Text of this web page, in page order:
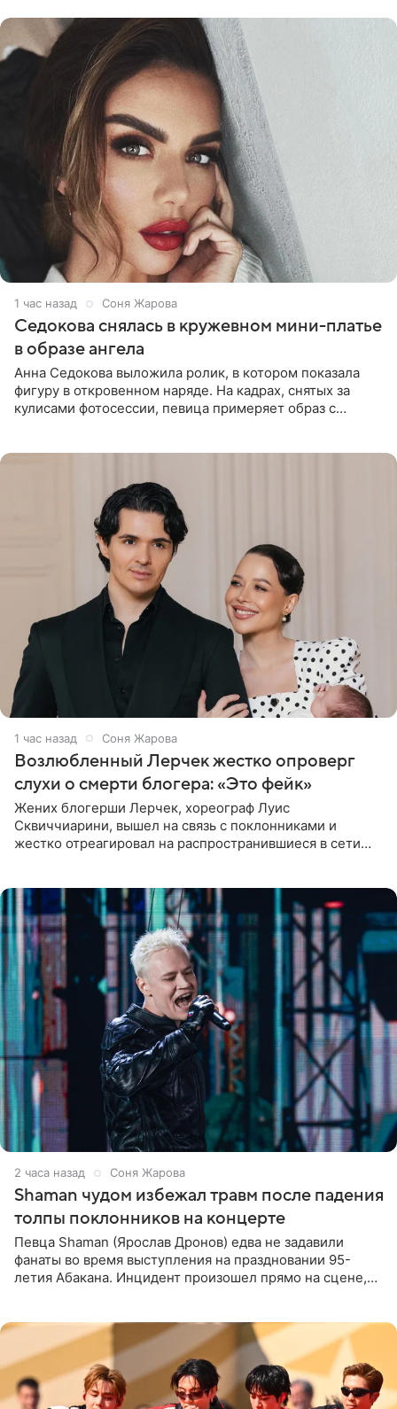
1 час назад Соня Жарова
Седокова снялась в кружевном мини-платье
в образе ангела
Анна Седокова выложила ролик, в котором показала
фигуру в откровенном наряде. На кадрах, снятых за
кулисами фотосессии, певица примеряет образ с
1 час назад Соня Жарова
Возлюбленный Лерчек жестко опроверг
слухи о смерти блогера: «Это фейк»
Жених блогерши Лерчек, хореограф Луис
Сквиччиарини, вышел на связь с поклонниками и
жестко отреагировал на распространившиеся в сети
2 часа назад Соня Жарова
Shaman чудом избежал травм после падения
толпы поклонников на концерте
Певца Shaman (Ярослав Дронов) едва не задавили
фанаты во время выступления на праздновании 95-
летия Абакана. Инцидент произошел прямо на сцене,